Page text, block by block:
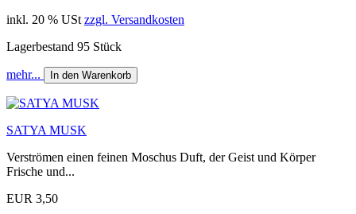
inkl. 20 % USt zzgl. Versandkosten
Lagerbestand 95 Stück
mehr... In den Warenkorb
SATYA MUSK
Verströmen einen feinen Moschus Duft, der Geist und Körper
Frische und...
EUR 3,50